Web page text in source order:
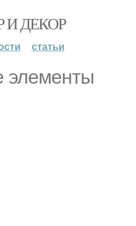
И ДЕКОР
статьи
элементы